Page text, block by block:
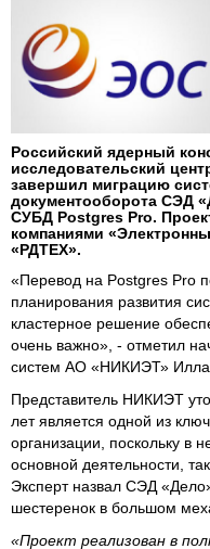
Российский ядерный
исследовательский
завершил миграцию
документооборота СЭД
СУБД Postgres Pro.
компаниями
«РДТЕХ».
«Перевод на Postgres Pro
планирования развития
кластерное решение
очень важно», - отметил
систем АО «НИКИЭТ»
Представитель НИКИЭТ
лет является одной из
организации, поскольку в
основной деятельности,
Эксперт назвал СЭД
шестеренок в большом
«Проект реализован в